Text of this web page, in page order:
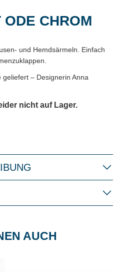
CHROM
und Hemdsärmeln. Einfach
– Designerin Anna
nicht auf Lager.
AUCH